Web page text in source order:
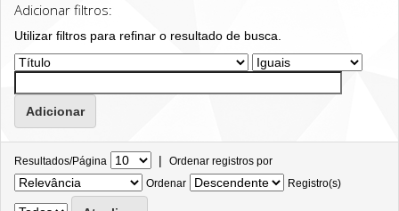
Adicionar filtros:
Utilizar filtros para refinar o resultado de busca.
Resultados/Página | Ordenar registros por
Ordenar
Registro(s)